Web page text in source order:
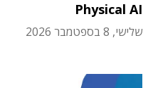
Physical AI
שלישי, 8 בספטמבר 2026